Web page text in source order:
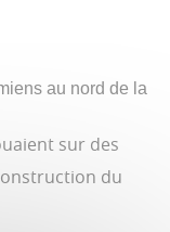
sur des
du